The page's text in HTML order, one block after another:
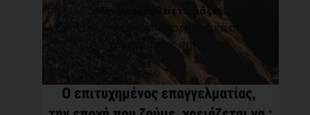
Μην ακολουθείς τις μάζες!
Έχοντας μελετήσει συστηματικά πολλές
βιογραφίες ση[...]